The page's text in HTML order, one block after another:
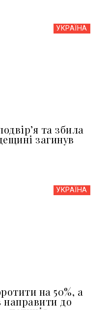
УКРАЇНА
та збила
загинув
УКРАЇНА
на 50%, а
направити до